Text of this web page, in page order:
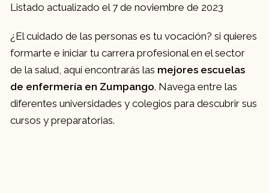
Listado actualizado el 7 de noviembre de 2023
¿El cuidado de las personas es tu vocación? si quieres
formarte e iniciar tu carrera profesional en el sector
de la salud, aquí encontrarás las mejores escuelas
de enfermería en Zumpango. Navega entre las
diferentes universidades y colegios para descubrir sus
cursos y preparatorias.